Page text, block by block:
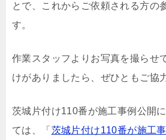
とで、これからご依頼される方の
す。
作業スタッフよりお写真を撮らせ
けがありましたら、ぜひともご協
茨城片付け110番が施工事例公開
ては、「 茨城片付け110番が施工